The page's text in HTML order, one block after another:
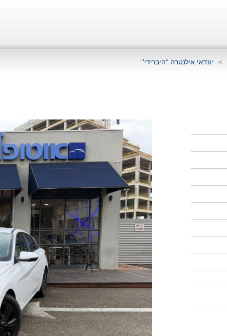
> יונדאי אילנטרה ''היברידי''